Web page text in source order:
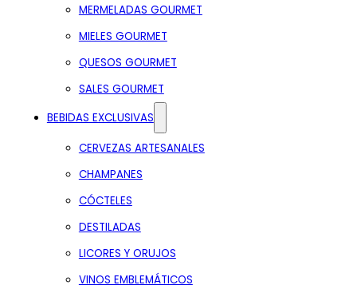
MERMELADAS GOURMET
MIELES GOURMET
QUESOS GOURMET
SALES GOURMET
BEBIDAS EXCLUSIVAS
CERVEZAS ARTESANALES
CHAMPANES
CÓCTELES
DESTILADAS
LICORES Y ORUJOS
VINOS EMBLEMÁTICOS